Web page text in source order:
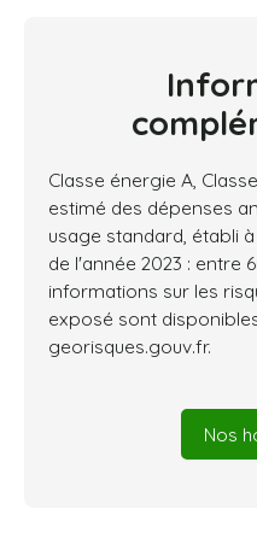
Classe énergie A,
estimé des dépenses
usage standard, établi
de l'année 2023 : entre
informations sur les
exposé sont
georisques.gouv.fr.
Nos